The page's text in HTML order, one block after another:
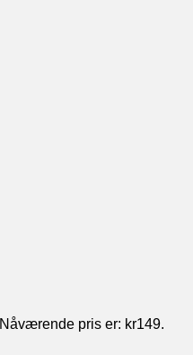
Nåværende pris er: kr149.